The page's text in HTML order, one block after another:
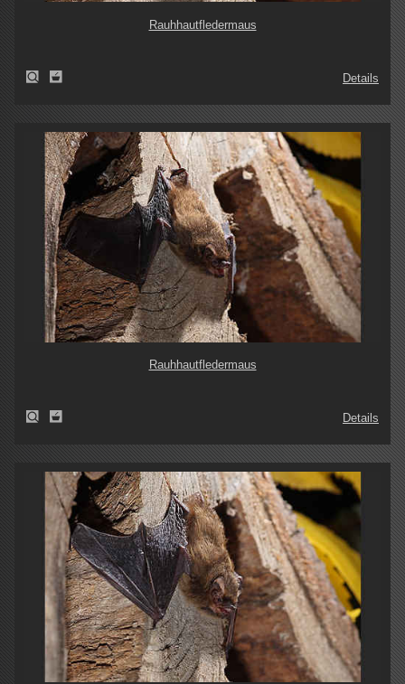
Rauhhautfledermaus
Details
Rauhhautfledermaus
Details